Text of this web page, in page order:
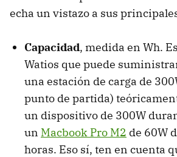
echa un vistazo a sus
Capacidad, medida en Wh.
Watios que puede
una estación de carga de
punto de partida)
un dispositivo de 300W
un Macbook Pro M2 de 60W
horas. Eso sí, ten en cuenta